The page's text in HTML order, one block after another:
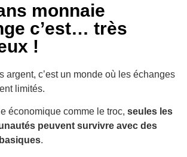
monnaie
c’est… très
!
argent, c’est un monde où les échanges
limités.
économique comme le troc, seules les
peuvent survivre avec des
.